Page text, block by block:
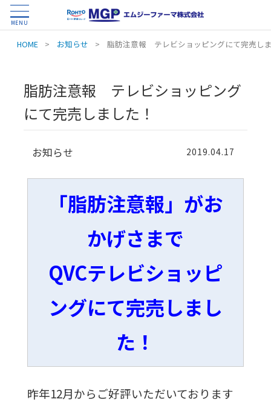
MENU
HOME > お知らせ > 脂肪注意報 テレビショッピングにて完売し
脂肪注意報 テレビショッピング
にて完売しました！
2019.04.17
お知らせ
「脂肪注意報」がお
かげさまで
QVCテレビショッピ
ングにて完売しまし
た！
昨年12月からご好評いただいております